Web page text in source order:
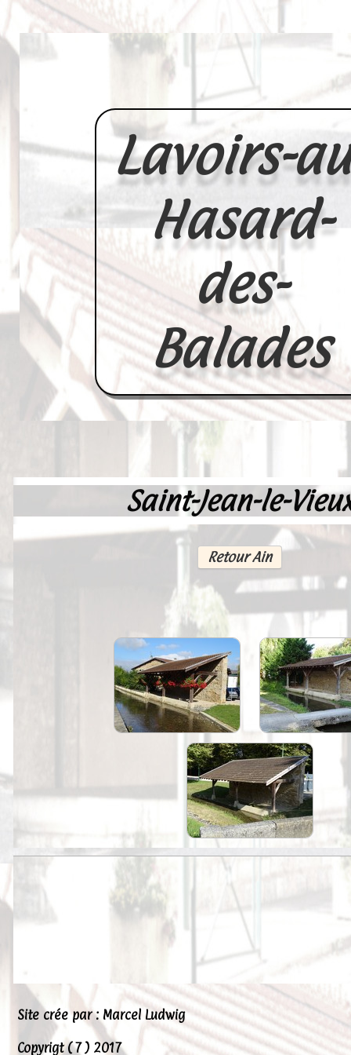
Lavoirs-
Hasard-
des-
Balades
France
Videos--Lavoirs
Un Peu d'Histoire
Outils-des-Lavandières
Cartes Postales-Anciennes et
Peintures
Saint-Jean-le-
Retour Ain
Site crée par : Marcel Ludwig
Copyrigt ( 7 ) 2017